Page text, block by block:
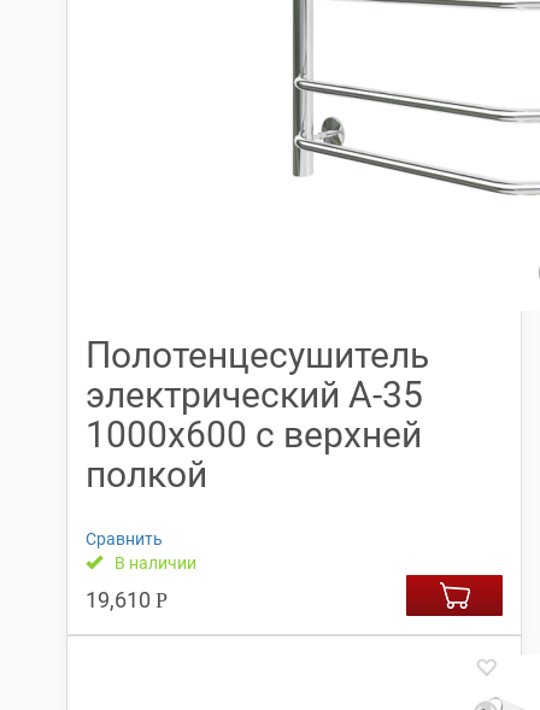
Полотенцесушитель
электрический А-35
1000х600 с верхней
полкой
Сравнить
В наличии
19,610 Р